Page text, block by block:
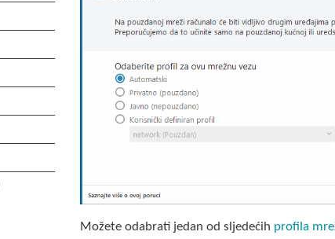
Možete odabrati jedan od sljedećih profila